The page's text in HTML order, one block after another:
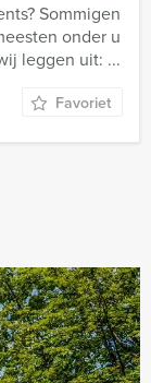
Sommigen
onder u
leggen uit: ...
Favoriet